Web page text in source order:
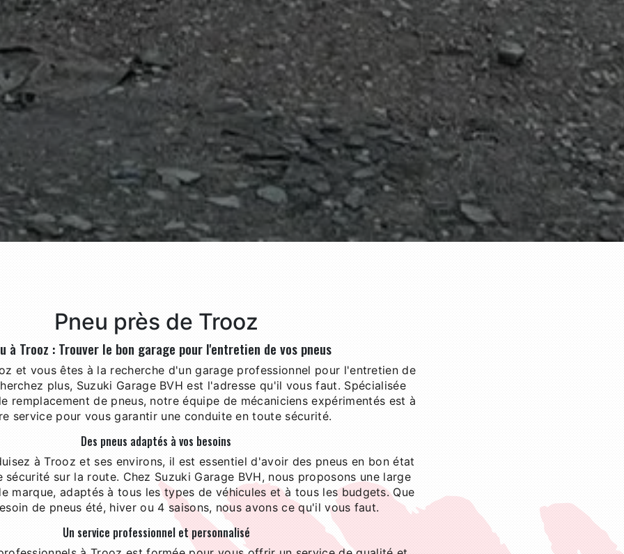
Pneu près de Trooz
à Trooz : Trouver le bon garage pour l'entretien de vos pneus
et vous êtes à la recherche d'un garage professionnel pour l'entretien de
plus, Suzuki Garage BVH est l'adresse qu'il vous faut. Spécialisée
remplacement de pneus, notre équipe de mécaniciens expérimentés est à
service pour vous garantir une conduite en toute sécurité.
Des pneus adaptés à vos besoins
à Trooz et ses environs, il est essentiel d'avoir des pneus en bon état
sur la route. Chez Suzuki Garage BVH, nous proposons une large
marque, adaptés à tous les types de véhicules et à tous les budgets. Que
de pneus été, hiver ou 4 saisons, nous avons ce qu'il vous faut.
Un service professionnel et personnalisé